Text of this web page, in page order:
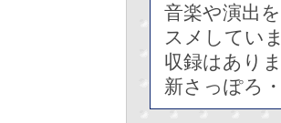
音楽や演出
スメしてい
収録はあり
新さっぽろ